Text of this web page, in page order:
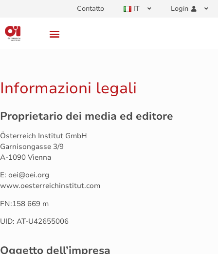
Contatto IT Login
Informazioni legali
Proprietario dei media ed editore
Österreich Institut GmbH
Garnisongasse 3/9
A-1090 Vienna
E: oei@oei.org
www.oesterreichinstitut.com
FN:158 669 m
UID: AT-U42655006
Oggetto dell’impresa